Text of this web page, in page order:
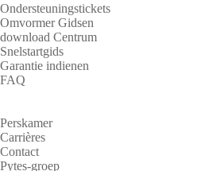
Ondersteuningstickets
Omvormer Gidsen
download Centrum
Snelstartgids
Garantie indienen
FAQ
Perskamer
Carrières
Contact
Pytes-groep